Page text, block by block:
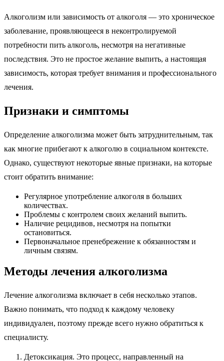
Алкоголизм или зависимость от алкоголя — это хроническое
заболевание, проявляющееся в неконтролируемой
потребности пить алкоголь, несмотря на негативные
последствия. Это не простое желание выпить, а настоящая
зависимость, которая требует внимания и профессионального
лечения.
Признаки и симптомы
Определение алкоголизма может быть затруднительным, так
как многие прибегают к алкоголю в социальном контексте.
Однако, существуют некоторые явные признаки, на которые
стоит обратить внимание:
Регулярное употребление алкоголя в больших
количествах.
Проблемы с контролем своих желаний выпить.
Наличие рецидивов, несмотря на попытки
остановиться.
Первоначальное пренебрежение к обязанностям и
личным связям.
Методы лечения алкоголизма
Лечение алкоголизма включает в себя несколько этапов.
Важно понимать, что подход к каждому человеку
индивидуален, поэтому прежде всего нужно обратиться к
специалисту.
Детоксикация. Это процесс, направленный на